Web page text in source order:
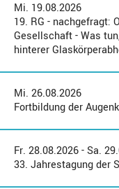
Mi. 19.08.2026
19. RG - nachgefragt:
Gesellschaft - Was
hinterer
Mi. 26.08.2026
Fortbildung der
Fr. 28.08.2026 - Sa.
33. Jahrestagung der